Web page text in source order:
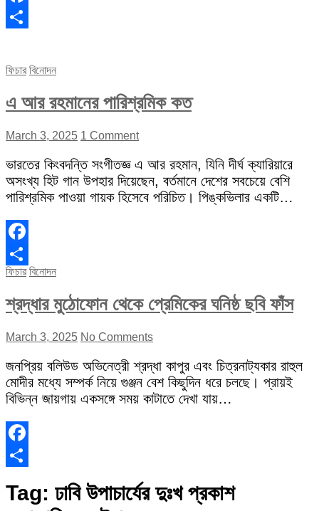
Facebook
ফিচার বিনোদন
এ আর রহমানের পারিশ্রমিক কত
March 3, 2025 1 Comment
ভারতের কিংবদন্তি সংগীতজ্ঞ এ আর রহমান, যিনি দীর্ঘ ক্যারিয়ারে
অসংখ্য হিট গান উপহার দিয়েছেন, বর্তমানে দেশের সবচেয়ে বেশি
পারিশ্রমিক পাওয়া গায়ক হিসেবে পরিচিত। পিঙ্কভিলার একটি…
Facebook
Share
ফিচার বিনোদন
শ্রদ্ধার মুঠোফোন থেকে প্রেমিকের ঘনিষ্ঠ ছবি ফাঁস
March 3, 2025 No Comments
জনপ্রিয় বলিউড অভিনেত্রী শ্রদ্ধা কাপুর এবং চিত্রনাট্যকার রাহুল
মোদীর মধ্যে সম্পর্ক নিয়ে গুঞ্জন বেশ কিছুদিন ধরে চলছে। প্রায়ই
বিভিন্ন জায়গায় একসঙ্গে সময় কাটাতে দেখা যায়…
Facebook
Tag: ঢাবি উপাচার্যের দুঃখ প্রকাশ